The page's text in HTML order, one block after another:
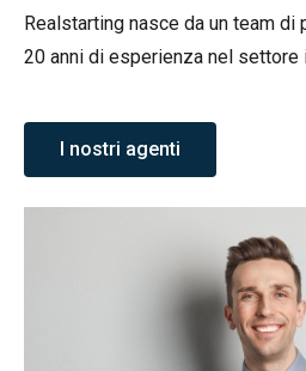
Realstarting nasce da un team
20 anni di esperienza nel settore
I nostri agenti